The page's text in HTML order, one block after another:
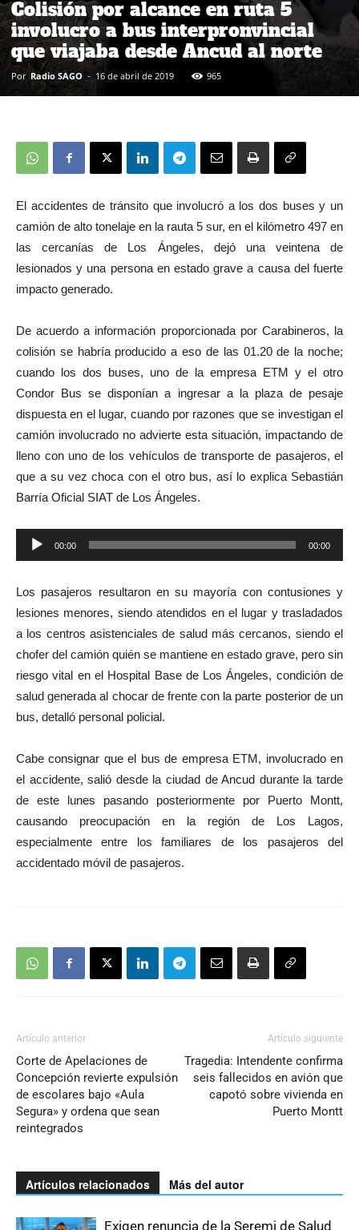
Colisión por alcance en ruta 5
involucro a bus interpronvincial
que viajaba desde Ancud al norte
Por Radio SAGO - 16 de abril de 2019 965
El accidentes de tránsito que involucró a los dos buses y un
camión de alto tonelaje en la rauta 5 sur, en el kilómetro 497 en
las cercanías de Los Ángeles, dejó una veintena de
lesionados y una persona en estado grave a causa del fuerte
impacto generado.
De acuerdo a información proporcionada por Carabineros, la
colisión se habría producido a eso de las 01.20 de la noche;
cuando los dos buses, uno de la empresa ETM y el otro
Condor Bus se disponían a ingresar a la plaza de pesaje
dispuesta en el lugar, cuando por razones que se investigan el
camión involucrado no advierte esta situación, impactando de
lleno con uno de los vehículos de transporte de pasajeros, el
que a su vez choca con el otro bus, así lo explica Sebastián
Barría Oficial SIAT de Los Ángeles.
Reproductor
de
00:00 00:00
Los pasajeros resultaron en su mayoría con contusiones y
lesiones menores, siendo atendidos en el lugar y trasladados
a los centros asistenciales de salud más cercanos, siendo el
chofer del camión quién se mantiene en estado grave, pero sin
riesgo vital en el Hospital Base de Los Ángeles, condición de
salud generada al chocar de frente con la parte posterior de un
bus, detalló personal policial.
Cabe consignar que el bus de empresa ETM, involucrado en
el accidente, salió desde la ciudad de Ancud durante la tarde
de este lunes pasando posteriormente por Puerto Montt,
causando preocupación en la región de Los Lagos,
especialmente entre los familiares de los pasajeros del
accidentado móvil de pasajeros.
Artículo anterior
Corte de Apelaciones de
Concepción revierte expulsión
de escolares bajo «Aula
Segura» y ordena que sean
reintegrados
Artículo siguiente
Tragedia: Intendente confirma
seis fallecidos en avión que
capotó sobre vivienda en
Puerto Montt
Artículos relacionados Más del autor
Exigen renuncia de la Seremi de Salud